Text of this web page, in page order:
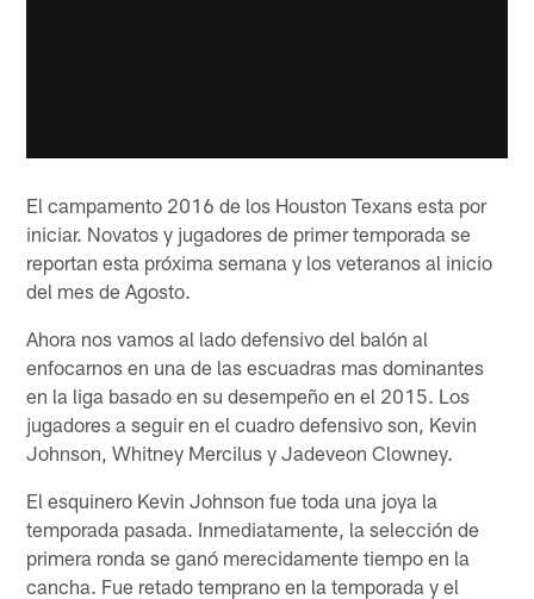
El campamento 2016 de los Houston Texans esta por
iniciar. Novatos y jugadores de primer temporada se
reportan esta próxima semana y los veteranos al inicio
del mes de Agosto.
Ahora nos vamos al lado defensivo del balón al
enfocarnos en una de las escuadras mas dominantes
en la liga basado en su desempeño en el 2015. Los
jugadores a seguir en el cuadro defensivo son, Kevin
Johnson, Whitney Mercilus y Jadeveon Clowney.
El esquinero Kevin Johnson fue toda una joya la
temporada pasada. Inmediatamente, la selección de
primera ronda se ganó merecidamente tiempo en la
cancha. Fue retado temprano en la temporada y el